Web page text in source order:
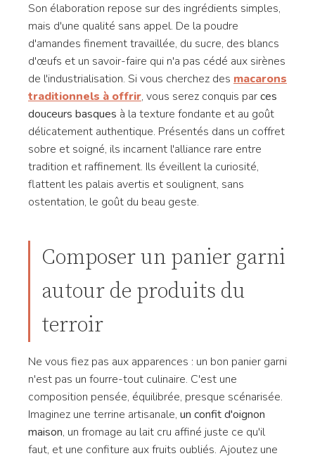
Son élaboration repose sur des ingrédients simples,
mais d'une qualité sans appel. De la poudre
d'amandes finement travaillée, du sucre, des blancs
d'œufs et un savoir-faire qui n'a pas cédé aux sirènes
de l'industrialisation. Si vous cherchez des macarons
traditionnels à offrir, vous serez conquis parces
douceurs basques à la texture fondante et au goût
délicatement authentique. Présentés dans un coffret
sobre et soigné, ils incarnent l'alliance rare entre
tradition et raffinement. Ils éveillent la curiosité,
flattent les palais avertis et soulignent, sans
ostentation, le goût du beau geste.
Composer un panier garni
autour de produits du
terroir
Ne vous fiez pas aux apparences : un bon panier garni
n'est pas un fourre-tout culinaire. C'est une
composition pensée, équilibrée, presque scénarisée.
Imaginez une terrine artisanale, un confit d'oignon
maison, un fromage au lait cru affiné juste ce qu'il
faut, et une confiture aux fruits oubliés. Ajoutez une